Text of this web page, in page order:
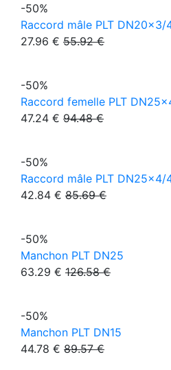
-50%
Raccord mâle PLT DN20x3/
27.96 € 55.92 €
-50%
Raccord femelle PLT
47.24 € 94.48 €
-50%
Raccord mâle PLT DN25x4/
42.84 € 85.69 €
-50%
Manchon PLT DN25
63.29 € 126.58 €
-50%
Manchon PLT DN15
44.78 € 89.57 €